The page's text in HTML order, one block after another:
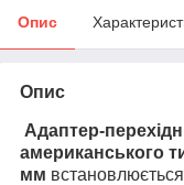
Опис
Опис
Адаптер-
американського
мм